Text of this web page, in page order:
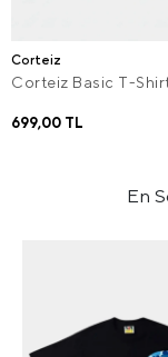
Corteiz
Corteiz Basic T-
699,00 TL
En